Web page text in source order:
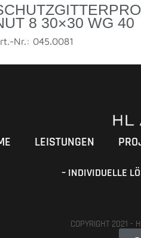
8 30×30 WG 40
Nr.: 045.0081
LEISTUNGEN
– INDIVIDUELLE
COPYRIGHT 2021 -